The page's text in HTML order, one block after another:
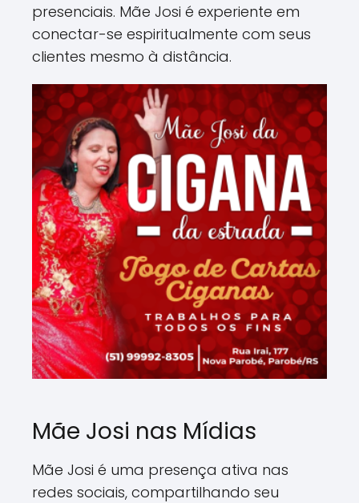
presenciais. Mãe Josi é experiente em
conectar-se espiritualmente com seus
clientes mesmo à distância​.
Mãe Josi nas Mídias
Mãe Josi é uma presença ativa nas
redes sociais, compartilhando seu